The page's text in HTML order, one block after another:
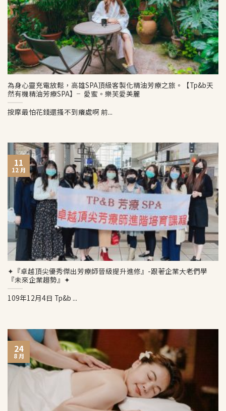
為身心靈充電放鬆，高雄SPA頂級客製化精油芳療之旅。【Tp&b天
然有機精油芳療SPA】╴愛蜜。樂芙愛美麗
按摩最怕花錢還搔不到癢處啊 前...
✦『卓越頂尖優秀傑出芳療師晉級提升進修』-跟著企業大老們學
『未來企業趨勢』✦
109年12月4日 Tp&b ...
11
12 月
24
8 月